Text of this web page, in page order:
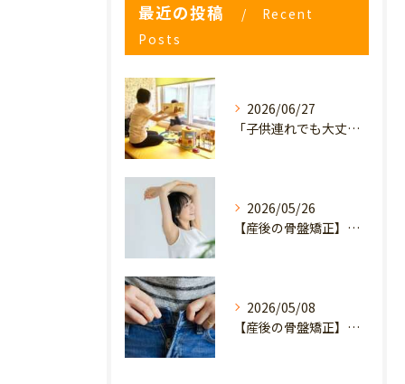
最近の投稿
Recent
Posts
2026/06/27
「子供連れでも大丈夫？」産後の腰痛・体型崩れに悩むママが、プライミー鍼灸整骨院を選ぶ3つの理由
2026/05/26
【産後の骨盤矯正】産後の原因不明なイライラ・疲れやすさは骨盤のせい？心と体を軽くするヒント
2026/05/08
【産後の骨盤矯正】妊娠前のデニムが履けない…